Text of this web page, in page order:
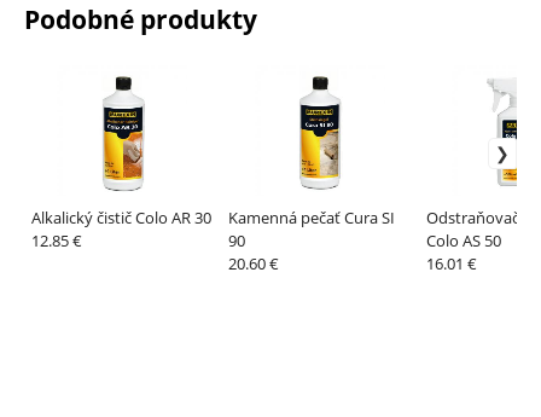
Podobné produkty
Alkalický čistič Colo AR 30
12.85 €
Kamenná pečať Cura SI
90
20.60 €
Odstraňovač
Colo AS 50
16.01 €